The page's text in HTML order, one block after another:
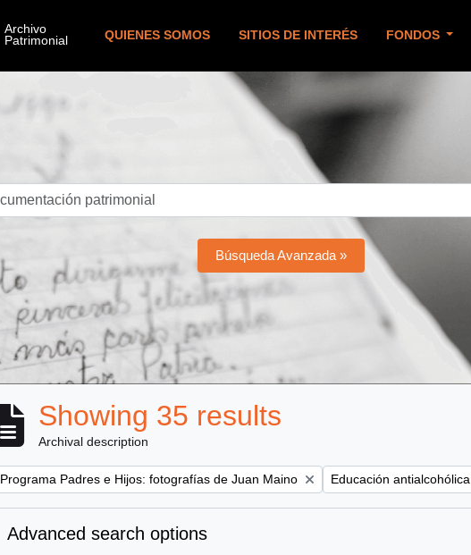
QUIENES SOMOS SITIOS DE INTERÉS FONDOS
Búsqueda Avanzada »
Showing 35 results
Archival description
Remove filter:
Programa Padres e Hijos: fotografías de Juan Maino Remove filter:
Educación antialcohólica
Advanced search options